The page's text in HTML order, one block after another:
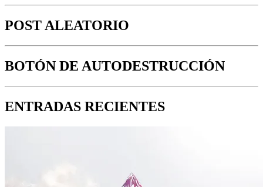
POST ALEATORIO
BOTÓN DE AUTODESTRUCCIÓN
ENTRADAS RECIENTES